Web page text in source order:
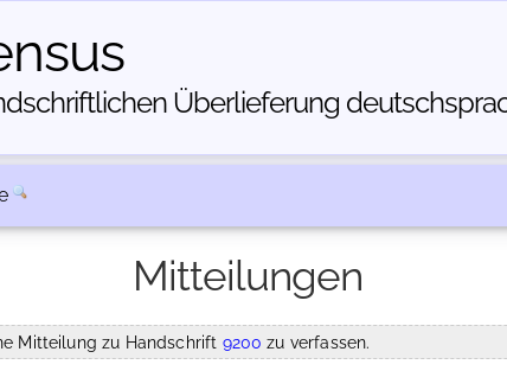
Über­lieferung
Mitteilungen
Mitteilung zu Handschrift 9200 zu verfassen.